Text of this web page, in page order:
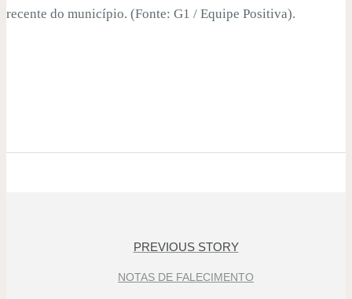
recente do município. (Fonte: G1 / Equipe Positiva).
PREVIOUS STORY
NOTAS DE FALECIMENTO